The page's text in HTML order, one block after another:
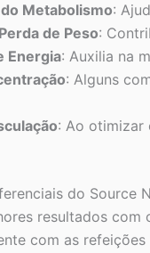
Metabolismo:
de Peso:
Energia: Auxilia na
: Alguns
: Ao otimizar
do Source
resultados com
com as